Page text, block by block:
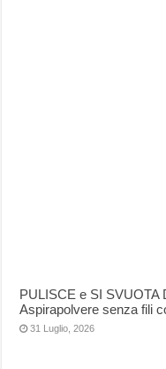
PULISCE e SI SVUOTA
Aspirapolvere senza fili
31 Luglio, 2026